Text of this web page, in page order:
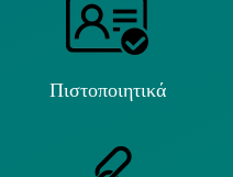
Πιστοποιητικά